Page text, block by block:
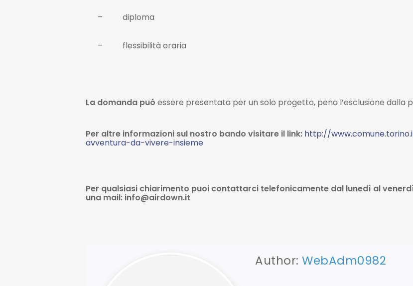
– diploma
– flessibilità oraria
La domanda può essere presentata per un solo progetto, pena l’esclusione dalla
Per altre informazioni sul nostro bando visitare il link: http://
avventura-da-vivere-insieme
Per qualsiasi chiarimento puoi contattarci telefonicamente dal lunedì al venerdì
una mail: info@airdown.it
Author: WebAdm0982